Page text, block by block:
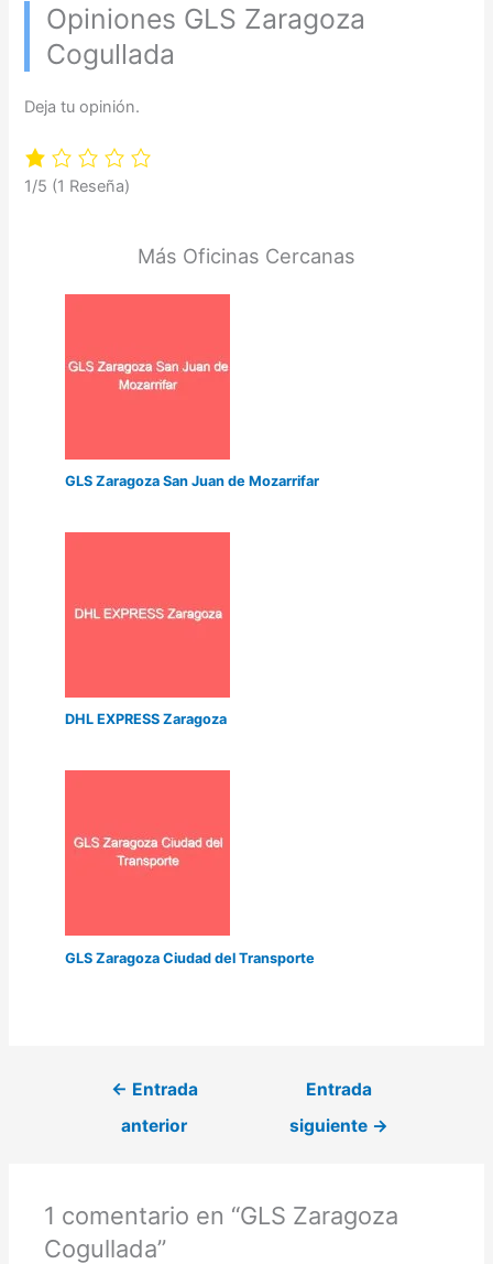
Opiniones GLS Zaragoza
Cogullada
Deja tu opinión.
1/5 (1 Reseña)
Más Oficinas Cercanas
GLS Zaragoza San Juan de Mozarrifar
DHL EXPRESS Zaragoza
GLS Zaragoza Ciudad del Transporte
← Entrada
anterior
Entrada
siguiente →
1 comentario en “GLS Zaragoza
Cogullada”